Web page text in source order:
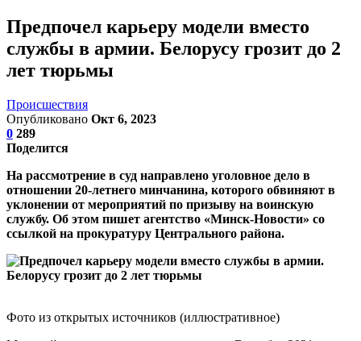
Предпочел карьеру модели вместо
службы в армии. Белорусу грозит до 2
лет тюрьмы
Происшествия
Опубликовано Окт 6, 2023
0 289
Поделится
На рассмотрение в суд направлено уголовное дело в
отношении 20-летнего минчанина, которого обвиняют в
уклонении от мероприятий по призыву на воинскую
службу. Об этом пишет агентство «Минск-Новости» со
ссылкой на прокуратуру Центрального района.
Фото из открытых источников (иллюстративное)